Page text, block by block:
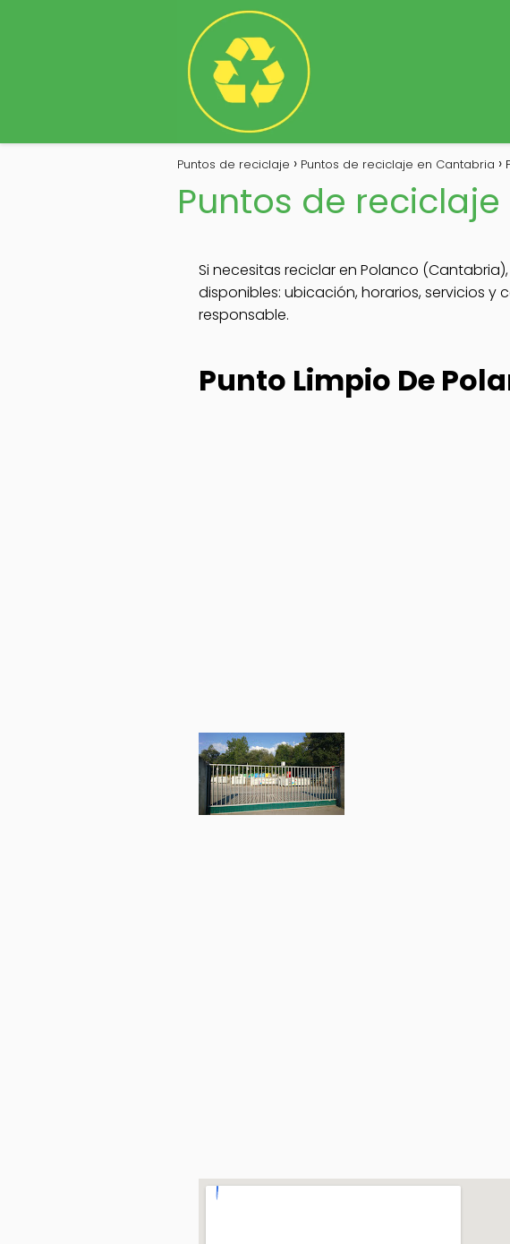
Puntos de reciclaje Puntos de reciclaje en Cantabria
Puntos de
Si necesitas reciclar en Polanco
disponibles: ubicación, horarios, servicios
responsable.
Punto Limpio De